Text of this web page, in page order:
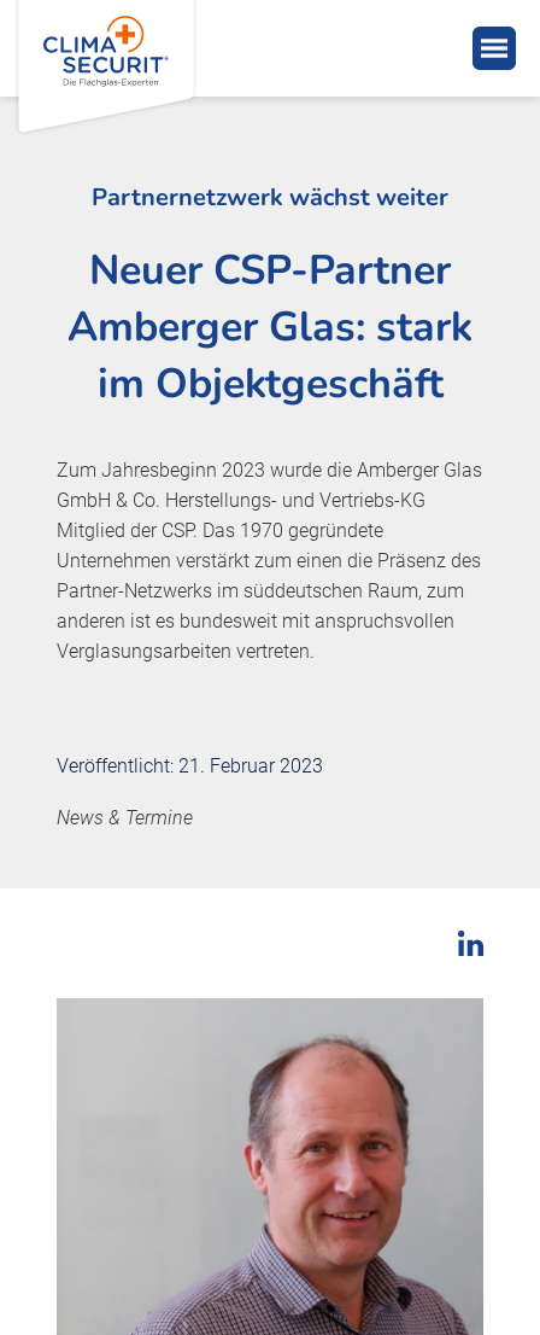
Partnernetzwerk wächst weiter
Neuer CSP-Partner
Amberger Glas: stark
im Objektgeschäft
Zum Jahresbeginn 2023 wurde die Amberger Glas
GmbH & Co. Herstellungs- und Vertriebs-KG
Mitglied der CSP. Das 1970 gegründete
Unternehmen verstärkt zum einen die Präsenz des
Partner-Netzwerks im süddeutschen Raum, zum
anderen ist es bundesweit mit anspruchsvollen
Verglasungsarbeiten vertreten.
Veröffentlicht: 21. Februar 2023
News & Termine